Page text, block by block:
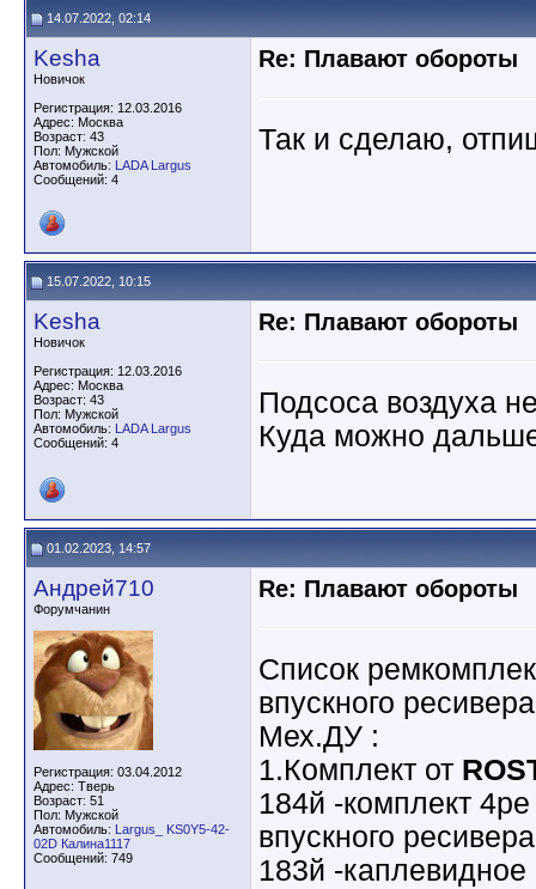
14.07.2022, 02:14
Kesha
Новичок
Регистрация: 12.03.2016
Адрес: Москва
Возраст: 43
Пол: Мужской
Автомобиль: LADA Largus
Сообщений: 4
Re: Плавают обороты
Так и сделаю,
15.07.2022, 10:15
Kesha
Новичок
Регистрация: 12.03.2016
Адрес: Москва
Возраст: 43
Пол: Мужской
Автомобиль: LADA Largus
Сообщений: 4
Re: Плавают обороты
Подсоса воздуха
Куда можно
01.02.2023, 14:57
Андрей710
Форумчанин
Регистрация: 03.04.2012
Адрес: Тверь
Возраст: 51
Пол: Мужской
Автомобиль: Largus_ KS0Y5-42-
02D Калина1117
Сообщений: 749
Re: Плавают обороты
Список
впускного
Мех.ДУ :
1.Комплект от
184й -комплект
впускного
183й -каплевидное